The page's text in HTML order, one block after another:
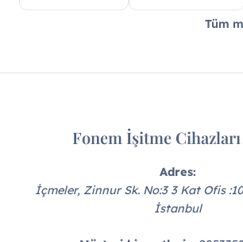
Tüm
Fonem İşitme
Adres:
İçmeler, Zinnur Sk. No:3 3 Kat Ofis :10
İstanbul